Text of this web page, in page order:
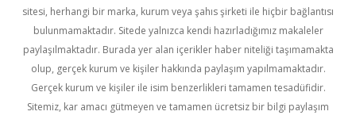
sitesi, herhangi bir marka, kurum veya şahıs şirketi ile hiçbir bağlantısı
bulunmamaktadır. Sitede yalnızca kendi hazırladığımız makaleler
paylaşılmaktadır. Burada yer alan içerikler haber niteliği taşımamakta
olup, gerçek kurum ve kişiler hakkında paylaşım yapılmamaktadır.
Gerçek kurum ve kişiler ile isim benzerlikleri tamamen tesadüfidir.
Sitemiz, kar amacı gütmeyen ve tamamen ücretsiz bir bilgi paylaşım